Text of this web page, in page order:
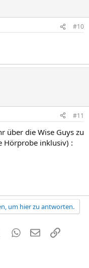
#10
#11
über die Wise Guys zu
Hörprobe inklusiv) :
um hier zu antworten.
Tumblr WhatsApp
E-MailLink